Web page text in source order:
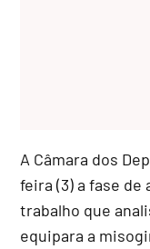
A Câmara dos
feira (3) a fase
trabalho que
equipara a